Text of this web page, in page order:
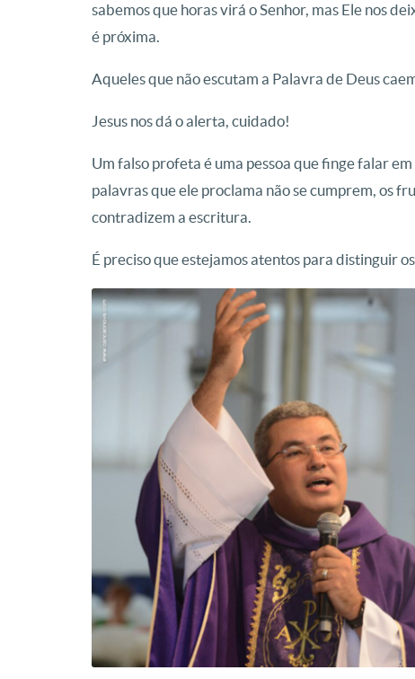
sabemos que horas virá o Senhor, mas Ele nos
é próxima.
Aqueles que não escutam a Palavra de Deus
Jesus nos dá o alerta, cuidado!
Um falso profeta é uma pessoa que finge falar
palavras que ele proclama não se cumprem, os
contradizem a escritura.
É preciso que estejamos atentos para distinguir